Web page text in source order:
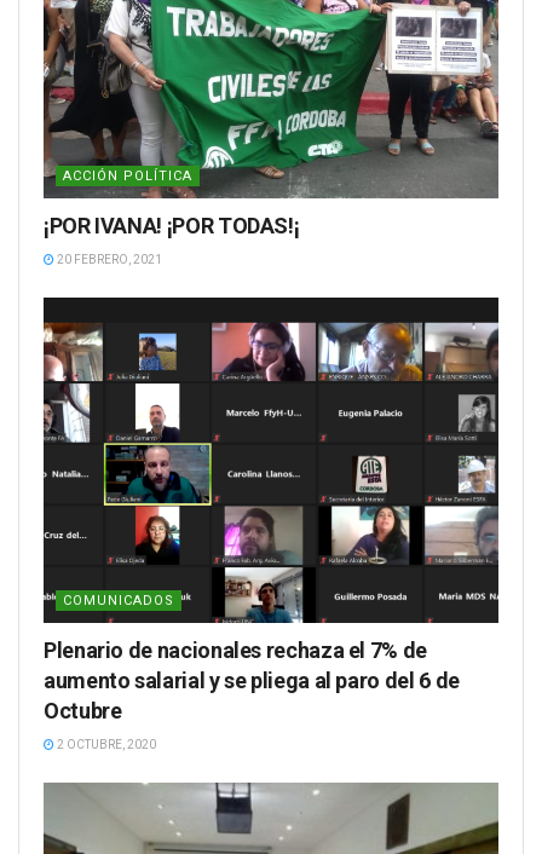
ACCIÓN POLÍTICA
¡POR IVANA! ¡POR TODAS!¡
20 FEBRERO, 2021
COMUNICADOS
Plenario de nacionales rechaza el 7% de
aumento salarial y se pliega al paro del 6 de
Octubre
2 OCTUBRE, 2020